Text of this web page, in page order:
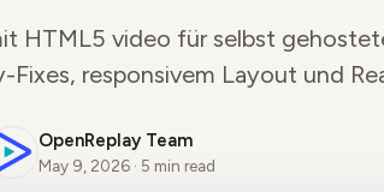
HTML5 video für selbst
responsivem Layout und
OpenReplay Team
May 9, 2026 · 5 min read